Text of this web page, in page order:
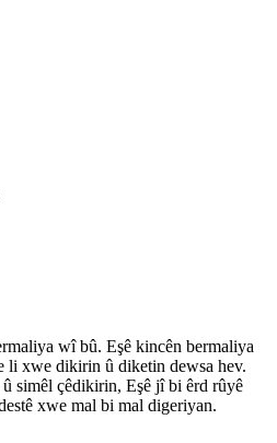
wî bû. Eşê kincên bermaliya
xwe dikirin û diketin dewsa hev.
simêl çêdikirin, Eşê jî bi êrd rûyê
xwe mal bi mal digeriyan.